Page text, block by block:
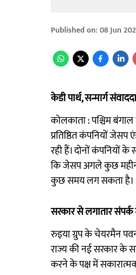
Published on:08 Jun
केडी पार्थ, सन्मार्ग
कोलकाता : पश्चिम
प्रतिष्ठित कंपनियों
रही हैं। दोनों कंपनियों
कि जेसप अगले कुछ
कुछ समय लग सकता है।
सरकार से लगातार संपर्क
रुइया ग्रुप के चेयरमैन
राज्य की नई सरकार के
करने के पक्ष में